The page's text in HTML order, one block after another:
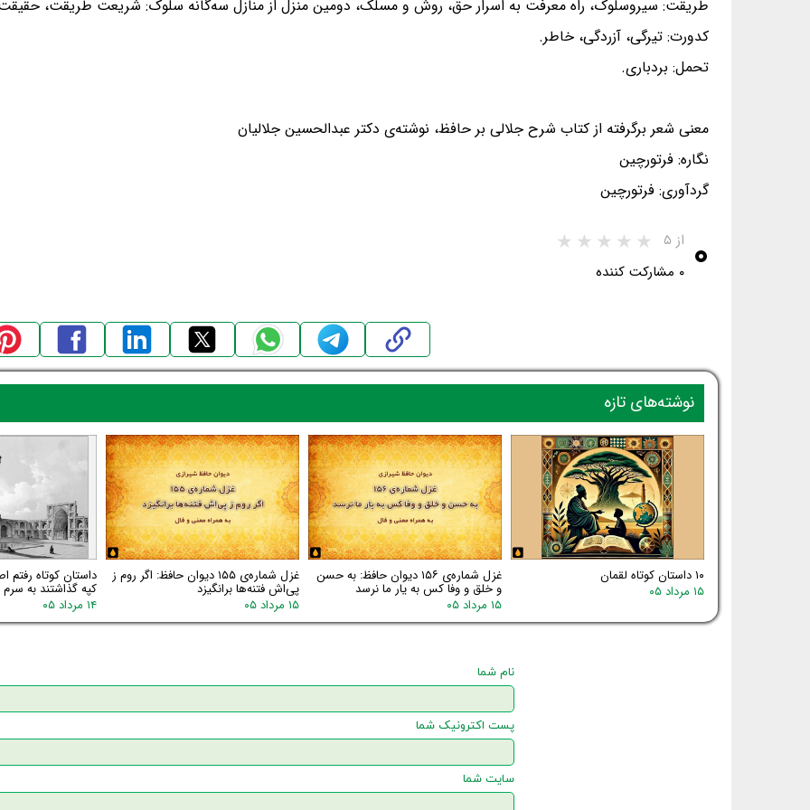
طریقت: سیروسلوک، راه معرفت به اسرار حق، روش و مسلک، دومین منزل از منازل سه‌گانه سلوک: شریعت طریقت،
کدورت: تیرگی، آزردگی، خاطر.
تحمل: بردباری.
معنی شعر برگرفته از کتاب شرح جلالی بر حافظ، نوشته‌ی دکتر عبدالحسین جلالیان
نگاره: فرتورچین
گردآوری: فرتورچین
۰ از ۵
۰ مشارکت کننده
۱۰ داستان کوتاه لقمان
۱۵ مرداد ۰۵
غزل شماره‌ی ۱۵۶ دیوان حافظ: به حسن
و خلق و وفا کس به یار ما نرسد
۱۵ مرداد ۰۵
غزل شماره‌ی ۱۵۵ دیوان حافظ: اگر روم ز
پی‌اش فتنه‌ها برانگیزد
۱۵ مرداد ۰۵
داستان کوتاه رفتم
کپه گذاشتند به سرم
۱۴ مرداد ۰۵
نوشته‌های تازه
نام شما
پست اکترونیک شما
سایت شما